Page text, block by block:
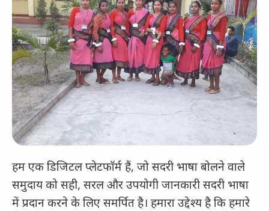
हम एक डिजिटल प्लेटफॉर्म हैं, जो सदरी भाषा बोलने वाले
समुदाय को सही, सरल और उपयोगी जानकारी सदरी भाषा
में प्रदान करने के लिए समर्पित है। हमारा उद्देश्य है कि हमारे